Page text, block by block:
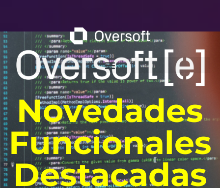
Novedades
Funcionales
Destacadas